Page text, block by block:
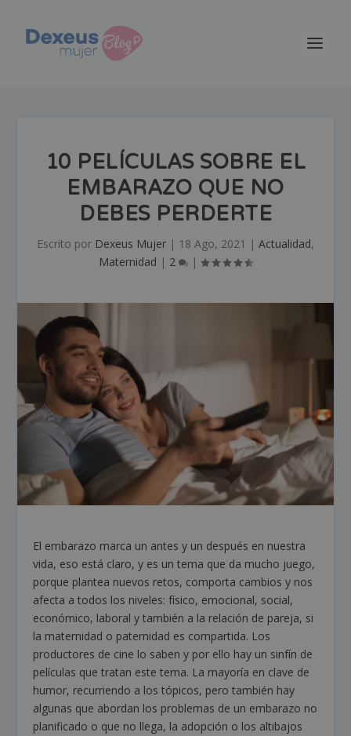
10 PELÍCULAS SOBRE EL
EMBARAZO QUE NO
DEBES PERDERTE
Escrito por Dexeus Mujer | 18 Ago, 2021 | Actualidad,
Maternidad | 2 |
El embarazo marca un antes y un después en nuestra
vida, eso está claro, y es un tema que da mucho juego,
porque plantea nuevos retos, comporta cambios y nos
afecta a todos los niveles: físico, emocional, social,
económico, laboral y también a la relación de pareja, si
la maternidad o paternidad es compartida. Los
productores de cine lo saben y por ello hay un sinfín de
películas que tratan este tema. La mayoría en clave de
humor, recurriendo a los tópicos, pero también hay
algunas que abordan los problemas de un embarazo no
planificado o que no llega, la adopción o los altibajos